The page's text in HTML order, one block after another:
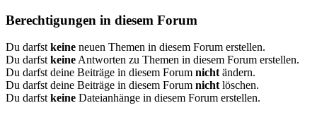
Berechtigungen in diesem Forum
Du darfstkeine neuen Themen in diesem Forum erstellen.
Du darfstkeineAntworten zu Themen in diesem Forum erstellen.
Du darfst deine Beiträge in diesem Forum nichtändern.
Du darfst deine Beiträge in diesem Forum nichtlöschen.
Du darfstkeine Dateianhänge in diesem Forum erstellen.